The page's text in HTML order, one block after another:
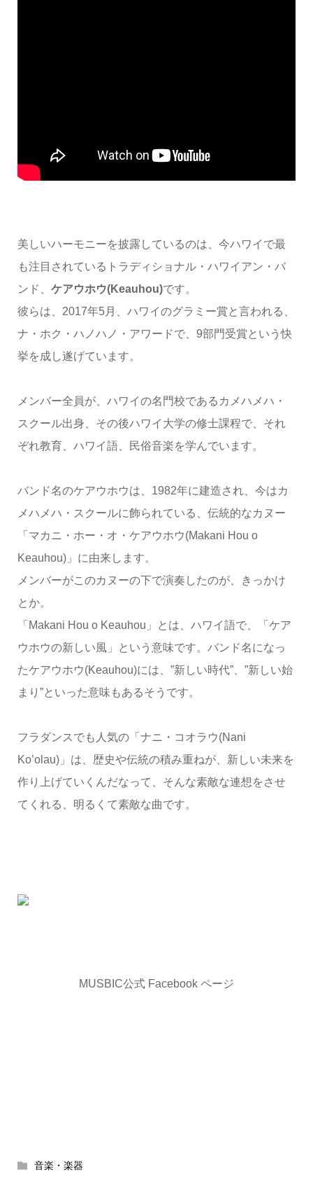
美しいハーモニーを披露しているのは、今ハワイで最
も注目されているトラディショナル・ハワイアン・バ
ンド、 ケアウホウ(Keauhou)です。
彼らは、2017年5月、ハワイのグラミー賞と言われる、
ナ・ホク・ハノハノ・アワードで、9部門受賞という快
挙を成し遂げています。
メンバー全員が、ハワイの名門校であるカメハメハ・
スクール出身、その後ハワイ大学の修士課程で、それ
ぞれ教育、ハワイ語、民俗音楽を学んでいます。
バンド名のケアウホウは、1982年に建造され、今はカ
メハメハ・スクールに飾られている、伝統的なカヌー
「マカニ・ホー・オ・ケアウホウ(Makani Hou o
Keauhou)」に由来します。
メンバーがこのカヌーの下で演奏したのが、きっかけ
とか。
「Makani Hou o Keauhou」とは、ハワイ語で、「ケア
ウホウの新しい風」という意味です。バンド名になっ
たケアウホウ(Keauhou)には、”新しい時代”、”新しい始
まり”といった意味もあるそうです。
フラダンスでも人気の「ナニ・コオラウ(Nani
Ko’olau)」は、歴史や伝統の積み重ねが、新しい未来を
作り上げていくんだなって、そんな素敵な連想をさせ
てくれる、明るくて素敵な曲です。
MUSBIC公式 Facebook ページ
音楽・楽器